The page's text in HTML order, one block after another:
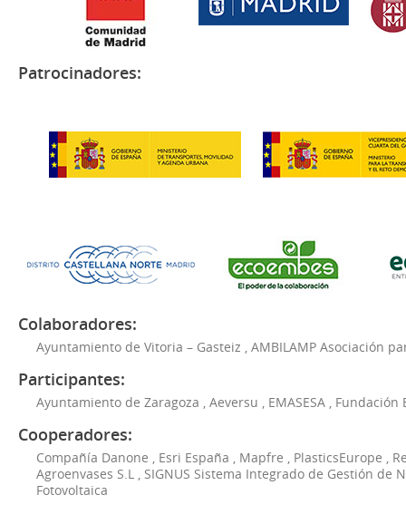
Patrocinadores:
Colaboradores:
Ayuntamiento de Vitoria – Gasteiz , AMBILAMP Asociación
Participantes:
Ayuntamiento de Zaragoza , Aeversu , EMASESA , Fundación
Cooperadores:
Compañía Danone , Esri España , Mapfre , PlasticsEurope ,
Agroenvases S.L , SIGNUS Sistema Integrado de Gestión de
Fotovoltaica